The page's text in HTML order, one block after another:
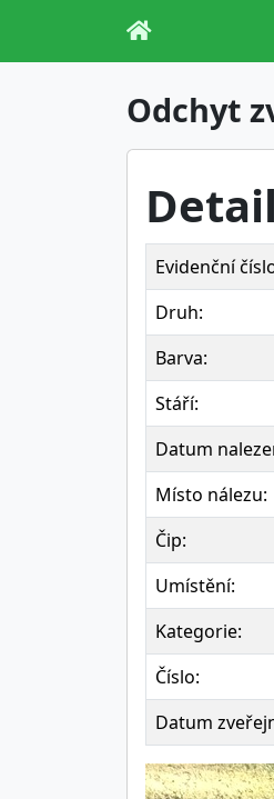
Odchyt
Evidenční
Druh:
Barva:
Stáří:
Datum
Místo nálezu:
Čip:
Umístění:
Kategorie:
Číslo:
Datum